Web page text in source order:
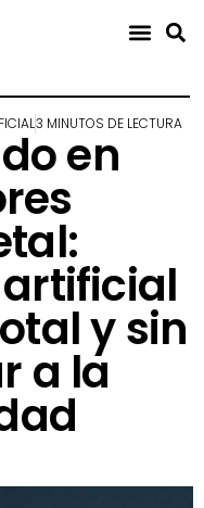
3 MINUTOS DE LECTURA
en
y sin
a la